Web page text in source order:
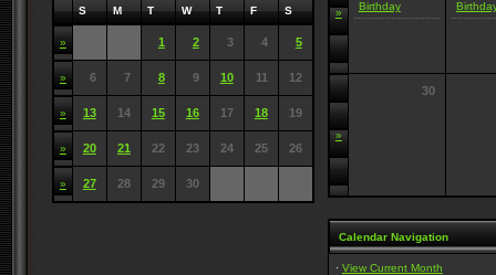
S M T W T F S
» 1 2 3 4 5
» 6 7 8 9 10 11 12
» 13 14 15 16 17 18 19
» 20 21 22 23 24 25 26
» 27 28 29 30
»
Birthday
»
30
Calendar Navigation
· View Current Month